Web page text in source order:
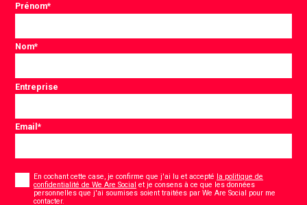
Prénom*
Nom*
Entreprise
Email*
Consentement
En cochant cette case, je confirme que j'ai lu et accepté la politique de
confidentialité de We Are Social et je consens à ce que les données
personnelles que j'ai soumises soient traitées par We Are Social pour me
contacter.